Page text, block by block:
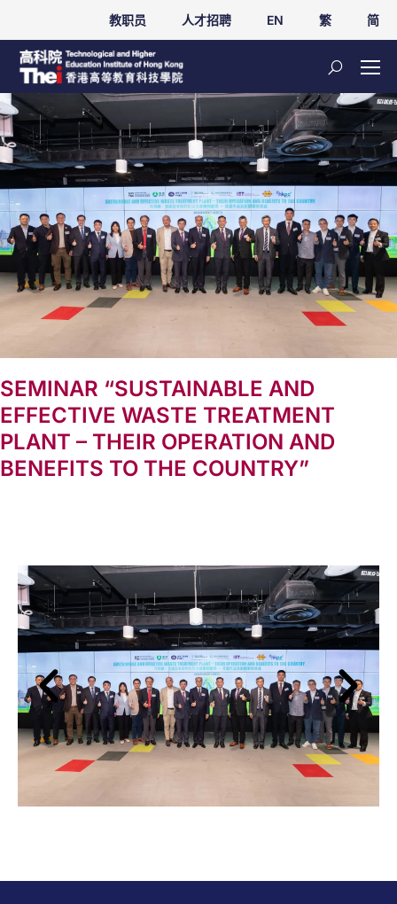
教职员 人才招聘 EN 繁 简
SEMINAR “SUSTAINABLE AND
EFFECTIVE WASTE TREATMENT
PLANT – THEIR OPERATION AND
BENEFITS TO THE COUNTRY”